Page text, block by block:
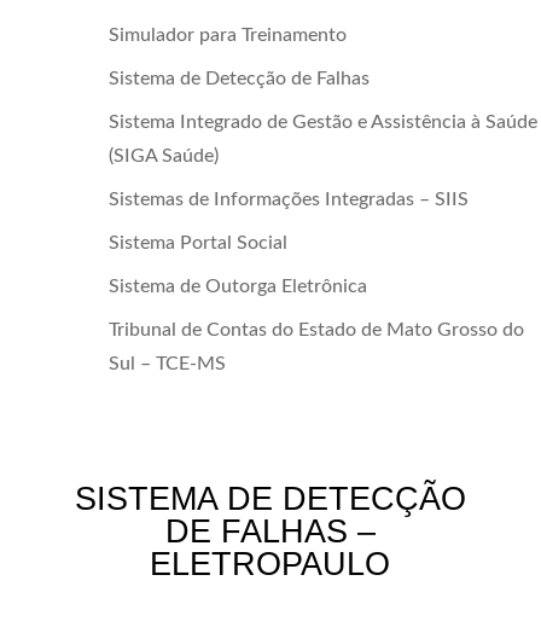
Simulador para Treinamento
Sistema de Detecção de Falhas
Sistema Integrado de Gestão e Assistência à Saúde
(SIGA Saúde)
Sistemas de Informações Integradas – SIIS
Sistema Portal Social
Sistema de Outorga Eletrônica
Tribunal de Contas do Estado de Mato Grosso do
Sul – TCE-MS
SISTEMA DE DETECÇÃO
DE FALHAS –
ELETROPAULO